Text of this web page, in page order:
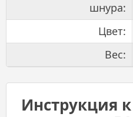
шнура:
Цвет:
Вес:
Инструкция